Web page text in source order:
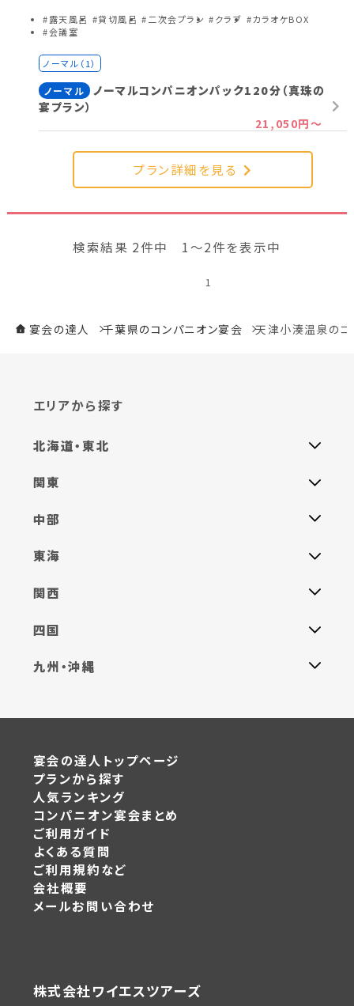
#露天風呂 #貸切風呂 #二次会プラン #クラブ #カラオケBOX
#会議室
ノーマル（1）
ノーマル
ノーマルコンパニオンパック120分（真珠の
宴プラン）
21,050円～
プラン詳細を見る
検索結果 2件中 1～2件を表示中
1
宴会の達人 千葉県のコンパニオン宴会 天津小湊温泉の
エリアから探す
北海道・東北
関東
中部
東海
関西
四国
九州・沖縄
宴会の達人トップページ
プランから探す
人気ランキング
コンパニオン宴会まとめ
ご利用ガイド
よくある質問
ご利用規約など
会社概要
メールお問い合わせ
株式会社ワイエスツアーズ